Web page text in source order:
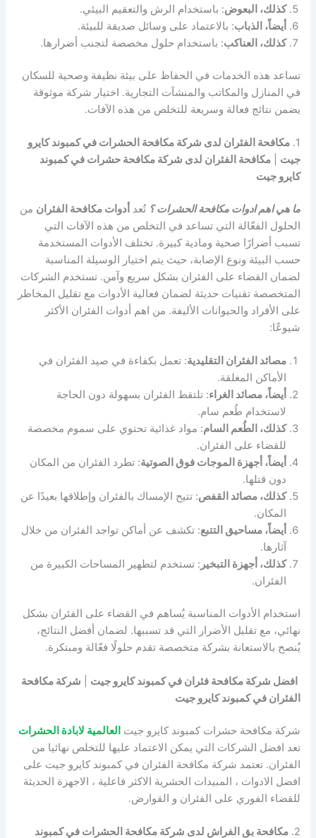
كذلك، البعوض: باستخدام الرش والتعقيم البيئي.
أيضاً، الذباب: بالاعتماد على وسائل صديقة للبيئة.
كذلك، العناكب: باستخدام حلول مخصصة لتجنب أضرارها.
تساعد هذه الخدمات في الحفاظ على بيئة نظيفة وصحية للسكان
في المنازل والمكاتب والمنشآت التجارية. اختيار شركة موثوقة
يضمن نتائج فعالة وسريعة للتخلص من هذه الآفات.
1. مكافحة الفئران لدى شركة مكافحة الحشرات في كمبوند كايرو
جيت |مكافحة الفئران لدى شركة مكافحة حشرات في كمبوند
كايرو جيت
ما هي اهم ادوات مكافحة الحشرات ؟ تُعد أدوات مكافحة الفئران من
الحلول الفعّالة التي تساعد في التخلص من هذه الآفات التي
تسبب أضرارًا صحية ومادية كبيرة. تختلف الأدوات المستخدمة
حسب البيئة ونوع الإصابة، حيث يتم اختيار الوسيلة المناسبة
لضمان القضاء على الفئران بشكل سريع وآمن. تستخدم الشركات
المتخصصة تقنيات حديثة لضمان فعالية الأدوات مع تقليل المخاطر
على الأفراد والحيوانات الأليفة. من اهم أدوات الفئران الأكثر
شيوعًا:
مصائد الفئران التقليدية: تعمل بكفاءة في صيد الفئران في
الأماكن المغلقة.
أيضاً، مصائد الغراء: تلتقط الفئران بسهولة دون الحاجة
لاستخدام طُعم سام.
كذلك، الطُعم السام: مواد غذائية تحتوي على سموم مخصصة
للقضاء على الفئران.
أيضاً، أجهزة الموجات فوق الصوتية: تطرد الفئران من المكان
دون قتلها.
كذلك، مصائد القفص: تتيح الإمساك بالفئران وإطلاقها بعيدًا عن
المكان.
أيضاً، مساحيق التتبع: تكشف عن أماكن تواجد الفئران من خلال
آثارها.
كذلك، أجهزة التبخير : تستخدم لتطهير المساحات الكبيرة من
الفئران.
استخدام الأدوات المناسبة يُساهم في القضاء على الفئران بشكل
نهائي، مع تقليل الأضرار التي قد تسببها. لضمان أفضل النتائج،
يُنصح بالاستعانة بشركة متخصصة تقدم حلولًا فعّالة ومبتكرة.
افضل شركة مكافحة فئران في كمبوند كايرو جيت
شركة مكافحة
الفئران في كمبوند كايرو جيت
شركة مكافحة حشرات كمبوند كايرو جيت العالمية لابادة الحشرات
تعد افضل الشركات التي يمكن الاعتماد عليها للتخلص نهائيا من
الفئران. تعتمد شركة مكافحة الفئران في كمبوند كايرو جيت على
افضل الادوات ، المبيدات الحشرية الاكثر فاعلية ، الاجهزة الحديثة
للقضاء الفوري على الفئران و القوارض.
2. مكافحة بق الفراش لدى شركة مكافحة الحشرات في كمبوند